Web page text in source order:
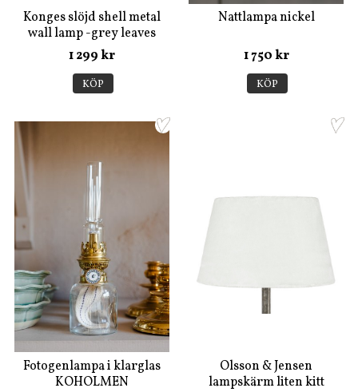
Konges slöjd shell metal
wall lamp -grey leaves
1 299 kr
KÖP
Nattlampa nickel
1 750 kr
KÖP
Fotogenlampa i klarglas
KOHOLMEN
Olsson & Jensen
lampskärm liten kitt